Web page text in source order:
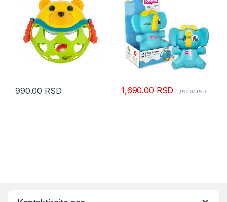
990.00 RSD 1,690.00 RSD 1,990.00RSD